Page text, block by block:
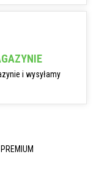
i wysyłamy